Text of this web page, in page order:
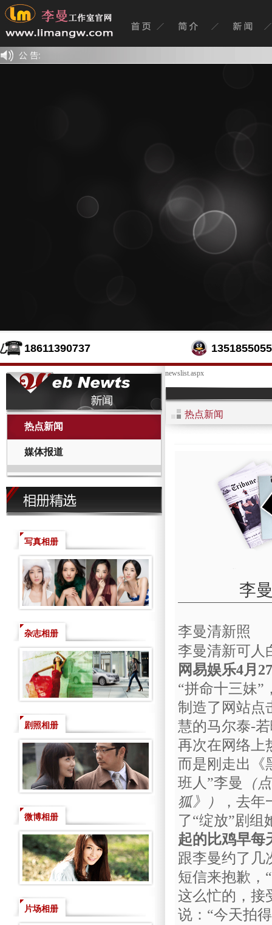
18611390737 1351855055
热点新闻
媒体报道
写真相册
杂志相册
剧照相册
微博相册
片场相册
newslist.aspx
热点新闻
李
李曼清新照
李曼清新可人
网易娱乐4月
“拼命十三妹”
制造了网站点
慧的马尔泰-
再次在网络上
而是刚走出《
班人”李曼
（
狐》）
，去
了“绽放”剧组
起的比鸡早每
跟李曼约了几
短信来抱歉，
这么忙的，接
说：“今天拍